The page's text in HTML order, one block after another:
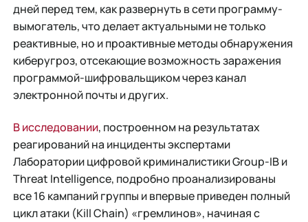
дней перед тем, как развернуть в сети программу-
вымогатель, что делает актуальными не только
реактивные, но и проактивные методы обнаружения
киберугроз, отсекающие возможность заражения
программой-шифровальщиком через канал
электронной почты и других.
В исследовании, построенном на результатах
реагирований на инциденты экспертами
Лаборатории цифровой криминалистики Group-IB и
Threat Intelligence, подробно проанализированы
все 16 кампаний группы и впервые приведен полный
цикл атаки (Kill Chain) «гремлинов», начиная с